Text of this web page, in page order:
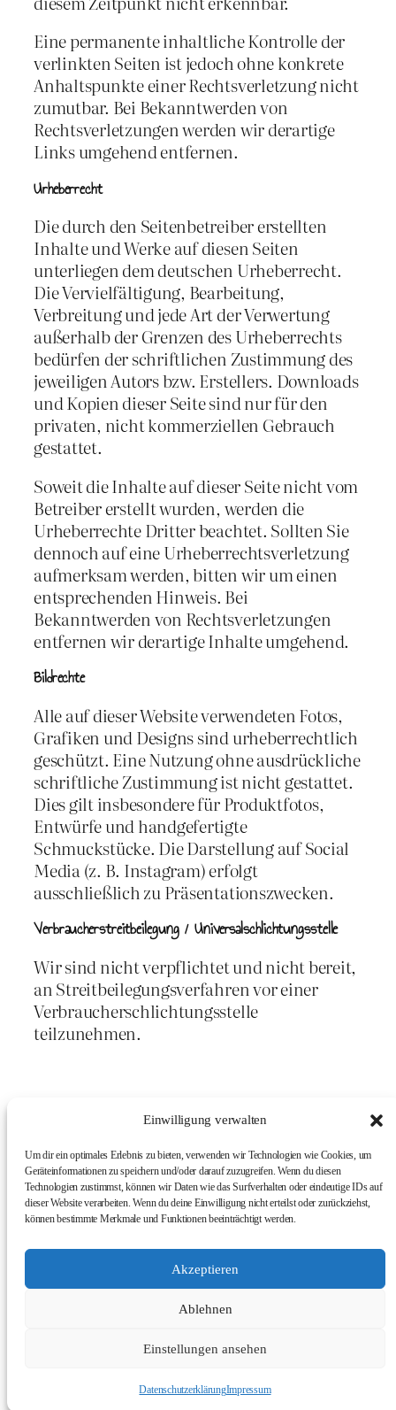
Einwilligung verwalten
Um dir ein optimales Erlebnis zu bieten, verwenden wir Technologien wie Cookies, um
Geräteinformationen zu speichern und/oder darauf zuzugreifen. Wenn du diesen
Technologien zustimmst, können wir Daten wie das Surfverhalten oder eindeutige IDs auf
dieser Website verarbeiten. Wenn du deine Einwilligung nicht erteilst oder zurückziehst,
können bestimmte Merkmale und Funktionen beeinträchtigt werden.
Akzeptieren
Ablehnen
Einstellungen ansehen
DatenschutzerklärungImpressum
Eine permanente inhaltliche Kontrolle der
verlinkten Seiten ist jedoch ohne konkrete
Anhaltspunkte einer Rechtsverletzung nicht
zumutbar. Bei Bekanntwerden von
Rechtsverletzungen werden wir derartige
Links umgehend entfernen.
Urheberrecht
Die durch den Seitenbetreiber erstellten
Inhalte und Werke auf diesen Seiten
unterliegen dem deutschen Urheberrecht.
Die Vervielfältigung, Bearbeitung,
Verbreitung und jede Art der Verwertung
außerhalb der Grenzen des Urheberrechts
bedürfen der schriftlichen Zustimmung des
jeweiligen Autors bzw. Erstellers. Downloads
und Kopien dieser Seite sind nur für den
privaten, nicht kommerziellen Gebrauch
gestattet.
Soweit die Inhalte auf dieser Seite nicht vom
Betreiber erstellt wurden, werden die
Urheberrechte Dritter beachtet. Sollten Sie
dennoch auf eine Urheberrechtsverletzung
aufmerksam werden, bitten wir um einen
entsprechenden Hinweis. Bei
Bekanntwerden von Rechtsverletzungen
entfernen wir derartige Inhalte umgehend.
Bildrechte
Alle auf dieser Website verwendeten Fotos,
Grafiken und Designs sind urheberrechtlich
geschützt. Eine Nutzung ohne ausdrückliche
schriftliche Zustimmung ist nicht gestattet.
Dies gilt insbesondere für Produktfotos,
Entwürfe und handgefertigte
Schmuckstücke. Die Darstellung auf Social
Media (z. B. Instagram) erfolgt
ausschließlich zu Präsentationszwecken.
Verbraucherstreitbeilegung / Universalschlichtungsstelle
Wir sind nicht verpflichtet und nicht bereit,
an Streitbeilegungsverfahren vor einer
Verbraucherschlichtungsstelle
teilzunehmen.